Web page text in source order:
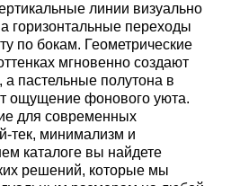
линии визуально
горизонтальные переходы
по бокам. Геометрические
мгновенно создают
а пастельные полутона в
ощущение фонового уюта.
для современных
тек, минимализм и
каталоге вы найдете
решений, которые мы